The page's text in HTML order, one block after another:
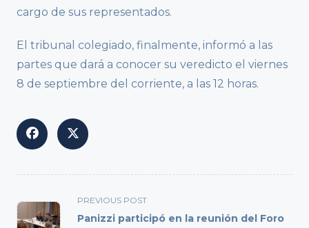
cargo de sus representados.
El tribunal colegiado, finalmente, informó a las
partes que dará a conocer su veredicto el viernes
8 de septiembre del corriente, a las 12 horas.
<span
class="nav-
PREVIOUS POST
Panizzi participó en la reunión del Foro